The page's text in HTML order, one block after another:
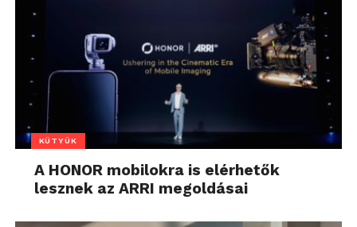
KÜTYÜK
A HONOR mobilokra is elérhetők
lesznek az ARRI megoldásai